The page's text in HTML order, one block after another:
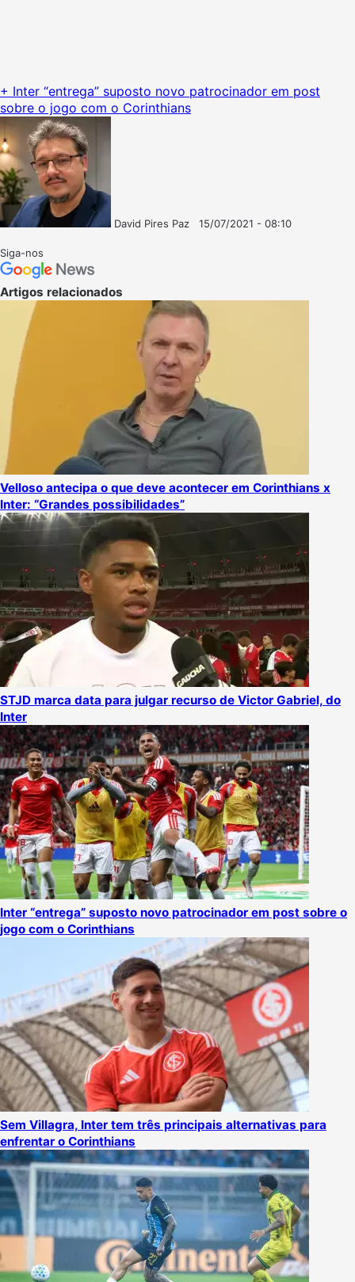
+ Inter “entrega” suposto novo patrocinador em post
sobre o jogo com o Corinthians
David Pires Paz
15/07/2021 - 08:10
Siga-nos
Artigos relacionados
Velloso antecipa o que deve acontecer em Corinthians x
Inter: “Grandes possibilidades”
STJD marca data para julgar recurso de Victor Gabriel, do
Inter
Inter “entrega” suposto novo patrocinador em post sobre o
jogo com o Corinthians
Sem Villagra, Inter tem três principais alternativas para
enfrentar o Corinthians